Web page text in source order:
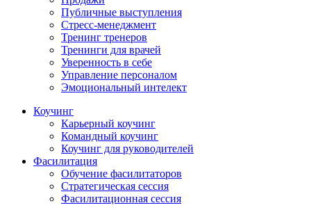
Публичные выступления
Стресс-менеджмент
Тренинг тренеров
Тренинги для врачей
Уверенность в себе
Управление персоналом
Эмоциональный интелект
Коучинг
Карьерный коучинг
Командный коучинг
Коучинг для руководителей
Фасилитация
Обучение фасилитаторов
Стратегическая сессия
Фасилитационная сессия